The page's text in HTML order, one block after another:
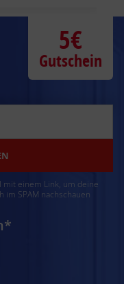
mit einem Link, um deine
SPAM nachschauen
5€
Gutschein